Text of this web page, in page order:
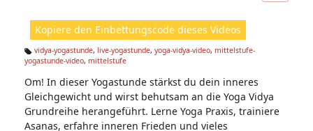
ic
Kopiere den Einbettungscode dieses Videos
Ta
s:
vidya-yogastunde, live-yogastunde, yoga-vidya-video, mittelstufe-
yogastunde-video, mittelstufe
Om! In dieser Yogastunde stärkst du dein inneres
Gleichgewicht und wirst behutsam an die Yoga Vidya
Grundreihe herangeführt. Lerne Yoga Praxis, trainiere
Asanas, erfahre inneren Frieden und vieles